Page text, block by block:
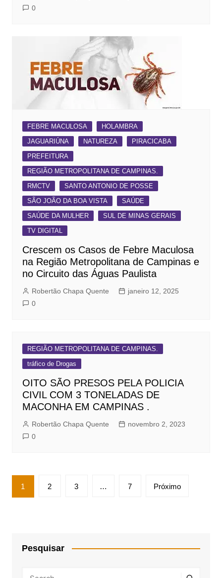
0
FEBRE MACULOSA
HOLAMBRA
JAGUARIÚNA
NATUREZA
PIRACICABA
PREFEITURA
REGIÃO METROPOLITANA DE CAMPINAS.
RMCTV
SANTO ANTONIO DE POSSE
SÃO JOÃO DA BOA VISTA
SAÚDE
SAÚDE DA MULHER
SUL DE MINAS GERAIS
TV DIGITAL
Crescem os Casos de Febre Maculosa
na Região Metropolitana de Campinas e
no Circuito das Águas Paulista
Robertão Chapa Quente
janeiro 12, 2025
0
REGIÃO METROPOLITANA DE CAMPINAS.
tráfico de Drogas
OITO SÃO PRESOS PELA POLICIA
CIVIL COM 3 TONELADAS DE
MACONHA EM CAMPINAS .
Robertão Chapa Quente
novembro 2, 2023
0
Paginação
de
1 2 3 … 7 Próximo
Pesquisar